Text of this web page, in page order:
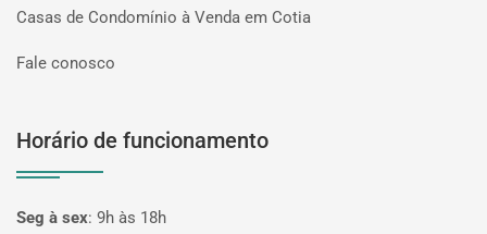
Casas de Condomínio à Venda em Cotia
Fale conosco
Horário de funcionamento
Seg à sex: 9h às 18h